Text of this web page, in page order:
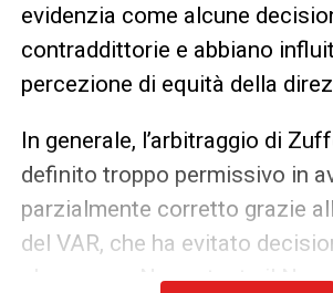
evidenzia come alcune
contraddittorie e abbiano
percezione di equità della
In generale, l’arbitraggio di
definito troppo permissivo in
parzialmente corretto grazie
del VAR, che ha evitato
clamorose. Nonostante il